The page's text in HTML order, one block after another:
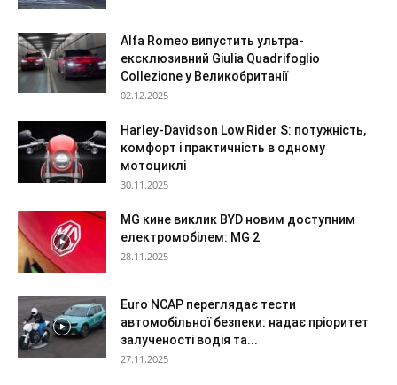
Alfa Romeo випустить ультра-
ексклюзивний Giulia Quadrifoglio
Collezione у Великобританії
02.12.2025
Harley-Davidson Low Rider S: потужність,
комфорт і практичність в одному
мотоциклі
30.11.2025
MG кине виклик BYD новим доступним
електромобілем: MG 2
28.11.2025
Euro NCAP переглядає тести
автомобільної безпеки: надає пріоритет
залученості водія та...
27.11.2025